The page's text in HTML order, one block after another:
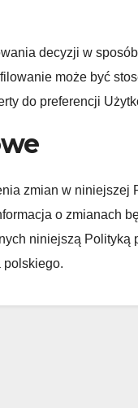
decyzji w
może być
do preferencji
zmian w niniejszej
o zmianach
niniejszą Polityką
polskiego.